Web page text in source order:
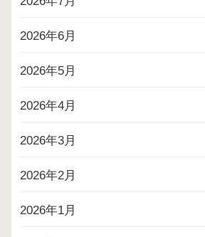
2026年6月
2026年5月
2026年4月
2026年3月
2026年2月
2026年1月